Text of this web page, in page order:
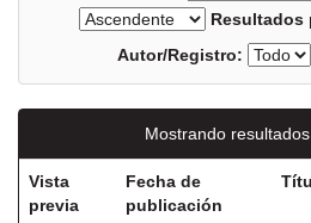
Resultados
Autor/Registro:
Mostrando
Vista
previa
Fecha de
publicación